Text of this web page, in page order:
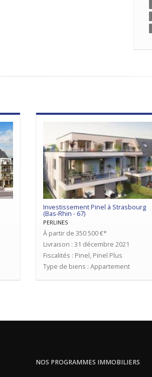
Investissement Pinel à Strasbourg
(Bas-Rhin - 67)
PERLINES
À partir de 350 500 €*
Livraison : 31 décembre 2021
Fiscalités : Pinel, Pinel Plus
Type de biens : Appartement
NOS PROGRAMMES IMMOBILIERS